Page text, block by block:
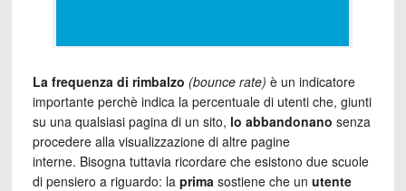
La frequenza di rimbalzo (bounce rate) è un indicatore
importante perchè indica la percentuale di utenti che, giunti
su una qualsiasi pagina di un sito, lo abbandonano senza
procedere alla visualizzazione di altre pagine
interne. Bisogna tuttavia ricordare che esistono due scuole
di pensiero a riguardo: laprimasostiene che un utente